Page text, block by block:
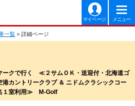
マイページ メニュー
一覧 > 詳細ページ
ークで行く ≪２サムＯＫ・送迎付・北海道ゴ
カントリークラブ ＆ ニドムクラシックコー
１室利用≫ M-Golf